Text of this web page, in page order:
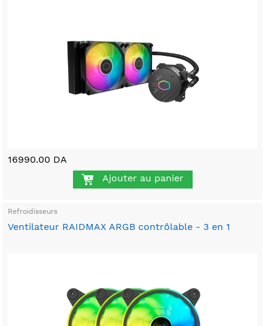
16990.00 DA
Ajouter au panier
Refroidisseurs
Ventilateur RAIDMAX ARGB contrôlable - 3 en 1